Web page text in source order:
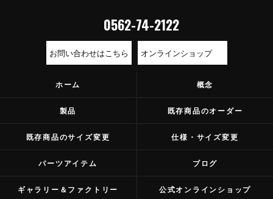
0562-74-2122
お問い合わせはこちら オンラインショップ
ホーム 概念
製品 既存商品のオーダー
既存商品のサイズ変更 仕様・サイズ変更
パーツアイテム ブログ
ギャラリー＆ファクトリー 公式オンラインショップ